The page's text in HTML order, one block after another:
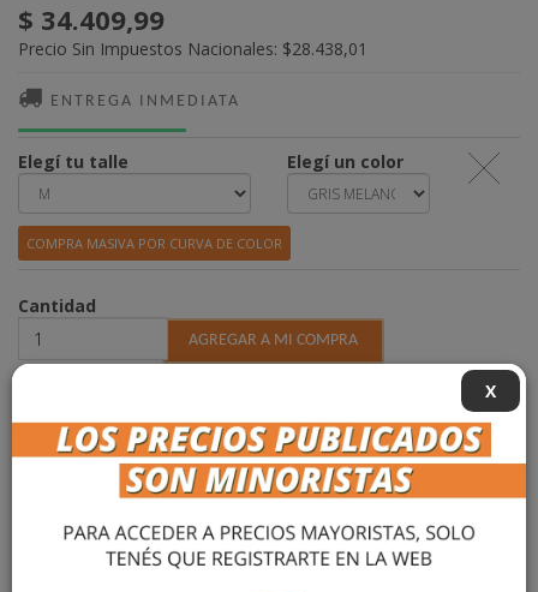
$ 34.409,99
Precio Sin Impuestos Nacionales: $28.438,01
ENTREGA INMEDIATA
Elegí tu talle Elegí un color
COMPRA MASIVA POR CURVA DE COLOR
Cantidad
DESCRIPCIÓN
X